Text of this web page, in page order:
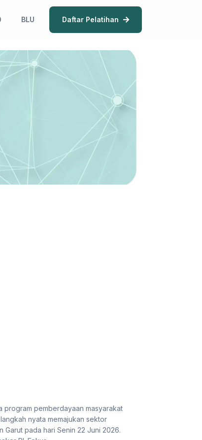
BLU Daftar Pelatihan
program pemberdayaan masyarakat
nyata memajukan sektor
pada hari Senin 22 Juni 2026.